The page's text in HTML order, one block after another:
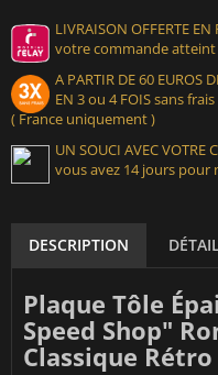
LIVRAISON OFFERTE
votre commande atteint
A PARTIR DE 60 EUROS
EN 3 ou 4 FOIS sans frais
( France uniquement )
UN SOUCI AVEC VOTRE
vous avez 14 jours
DESCRIPTION
Plaque Tôle
Speed Shop"
Classique